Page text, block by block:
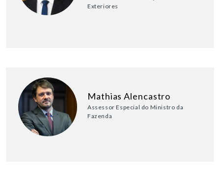
Exteriores
Mathias Alencastro
Assessor Especial do Ministro da
Fazenda